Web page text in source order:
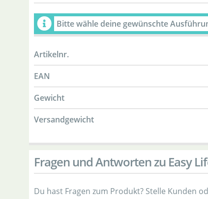
Bitte wähle deine gewünschte
Artikelnr.
EAN
Gewicht
Versandgewicht
Fragen und Antworten zu Easy
Du hast Fragen zum Produkt? Stelle Kunden